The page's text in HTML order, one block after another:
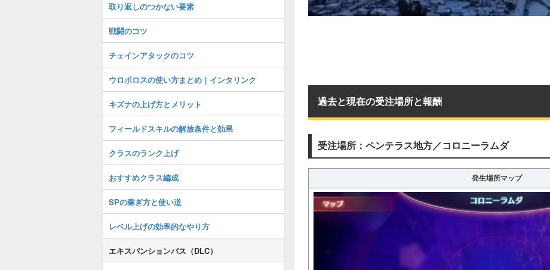
過去と現在の受注場所と報酬
受注場所：ペンテラス地方／コロニーラムダ
発生場所マップ
取り返しのつかない要素
戦闘のコツ
チェインアタックのコツ
ウロボロスの使い方まとめ｜インタリンク
キズナの上げ方とメリット
フィールドスキルの解放条件と効果
クラスのランク上げ
おすすめクラス編成
SPの稼ぎ方と使い道
レベル上げの効率的なやり方
エキスパンションパス（DLC）